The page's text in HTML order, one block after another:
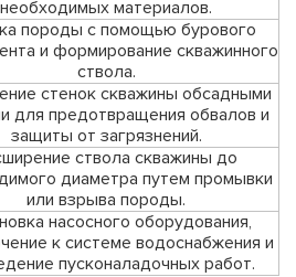
необходимых материалов.
породы с помощью бурового
и формирование скважинного
ствола.
стенок скважины обсадными
для предотвращения обвалов и
защиты от загрязнений.
ствола скважины до
диаметра путем промывки
или взрыва породы.
насосного оборудования,
к системе водоснабжения и
пусконаладочных работ.